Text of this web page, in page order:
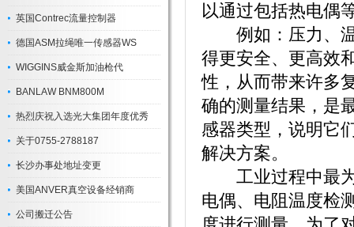
英国Contrec流量控制器
德国ASM拉绳唯一传感器WS
WIGGINS威金斯加油枪代
BANLAW BNM800M
热烈庆祝入选光大集团年度优秀
关于0755-2788187
长沙办事处地址变更
美国ANVER真空设备经销商
公司搬迁公告
以通过包括热电偶
例如：压力、温
得更安全、更高效
性，从而带来许多
确的测量结果，是
感器类型，说明它
解决方案。
工业过程中最为
电偶、电阻温度检